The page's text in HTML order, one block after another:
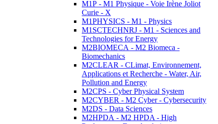
M1P - M1 Physique - Voie Irène Joliot
Curie - X
M1PHYSICS - M1 - Physics
M1SCTECHNRJ - M1 - Sciences and
Technologies for Energy
M2BIOMECA - M2 Biomeca -
Biomechanics
M2CLEAR - CLimat, Environnement,
Applications et Recherche - Water, Air,
Pollution and Energy
M2CPS - Cyber Physical System
M2CYBER - M2 Cyber - Cybersecurity
M2DS - Data Sciences
M2HPDA - M2 HPDA - High